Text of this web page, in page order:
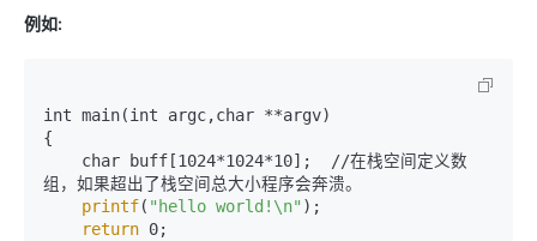
例如:
int main(int argc,char **argv)
{
组，如果超出了栈空间总大小程序会奔溃。
printf( "hello world!\n" );
return 0;